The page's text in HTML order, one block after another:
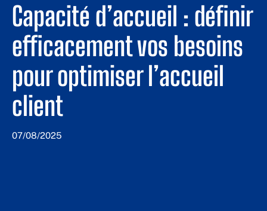
Capacité d’accueil : définir
efficacement vos besoins
pour optimiser l’accueil
client
07/08/2025